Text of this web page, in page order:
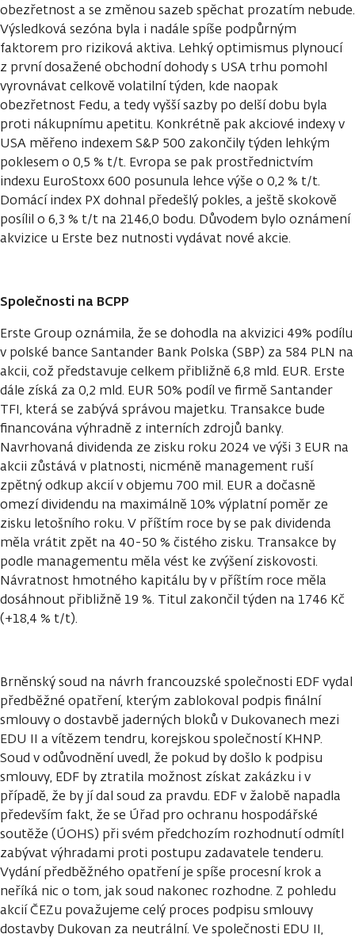
obezřetnost a se změnou sazeb spěchat prozatím nebude.
Výsledková sezóna byla i nadále spíše podpůrným
faktorem pro riziková aktiva. Lehký optimismus plynoucí
z první dosažené obchodní dohody s USA trhu pomohl
vyrovnávat celkově volatilní týden, kde naopak
obezřetnost Fedu, a tedy vyšší sazby po delší dobu byla
proti nákupnímu apetitu. Konkrétně pak akciové indexy v
USA měřeno indexem S&P 500 zakončily týden lehkým
poklesem o 0,5 % t/t. Evropa se pak prostřednictvím
indexu EuroStoxx 600 posunula lehce výše o 0,2 % t/t.
Domácí index PX dohnal předešlý pokles, a ještě skokově
posílil o 6,3 % t/t na 2146,0 bodu. Důvodem bylo oznámení
akvizice u Erste bez nutnosti vydávat nové akcie.
Společnosti na BCPP
Erste Group oznámila, že se dohodla na akvizici 49% podílu
v polské bance Santander Bank Polska (SBP) za 584 PLN na
akcii, což představuje celkem přibližně 6,8 mld. EUR. Erste
dále získá za 0,2 mld. EUR 50% podíl ve firmě Santander
TFI, která se zabývá správou majetku. Transakce bude
financována výhradně z interních zdrojů banky.
Navrhovaná dividenda ze zisku roku 2024 ve výši 3 EUR na
akcii zůstává v platnosti, nicméně management ruší
zpětný odkup akcií v objemu 700 mil. EUR a dočasně
omezí dividendu na maximálně 10% výplatní poměr ze
zisku letošního roku. V příštím roce by se pak dividenda
měla vrátit zpět na 40-50 % čistého zisku. Transakce by
podle managementu měla vést ke zvýšení ziskovosti.
Návratnost hmotného kapitálu by v příštím roce měla
dosáhnout přibližně 19 %. Titul zakončil týden na 1746 Kč
(+18,4 % t/t).
Brněnský soud na návrh francouzské společnosti EDF vydal
předběžné opatření, kterým zablokoval podpis finální
smlouvy o dostavbě jaderných bloků v Dukovanech mezi
EDU II a vítězem tendru, korejskou společností KHNP.
Soud v odůvodnění uvedl, že pokud by došlo k podpisu
smlouvy, EDF by ztratila možnost získat zakázku i v
případě, že by jí dal soud za pravdu. EDF v žalobě napadla
především fakt, že se Úřad pro ochranu hospodářské
soutěže (ÚOHS) při svém předchozím rozhodnutí odmítl
zabývat výhradami proti postupu zadavatele tenderu.
Vydání předběžného opatření je spíše procesní krok a
neříká nic o tom, jak soud nakonec rozhodne. Z pohledu
akcií ČEZu považujeme celý proces podpisu smlouvy
dostavby Dukovan za neutrální. Ve společnosti EDU II,